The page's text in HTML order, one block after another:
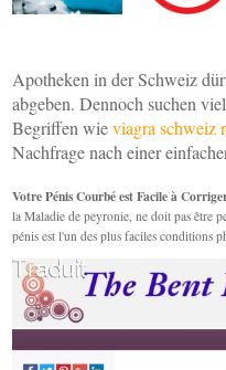
Apotheken in der Schweiz
abgeben. Dennoch suchen
Begriffen wieviagra schweiz
Nachfrage nach einer
Votre Pénis Courbé est Facile à
la Maladie de peyronie, ne doit pas être
pénis est l'un des plus faciles conditions